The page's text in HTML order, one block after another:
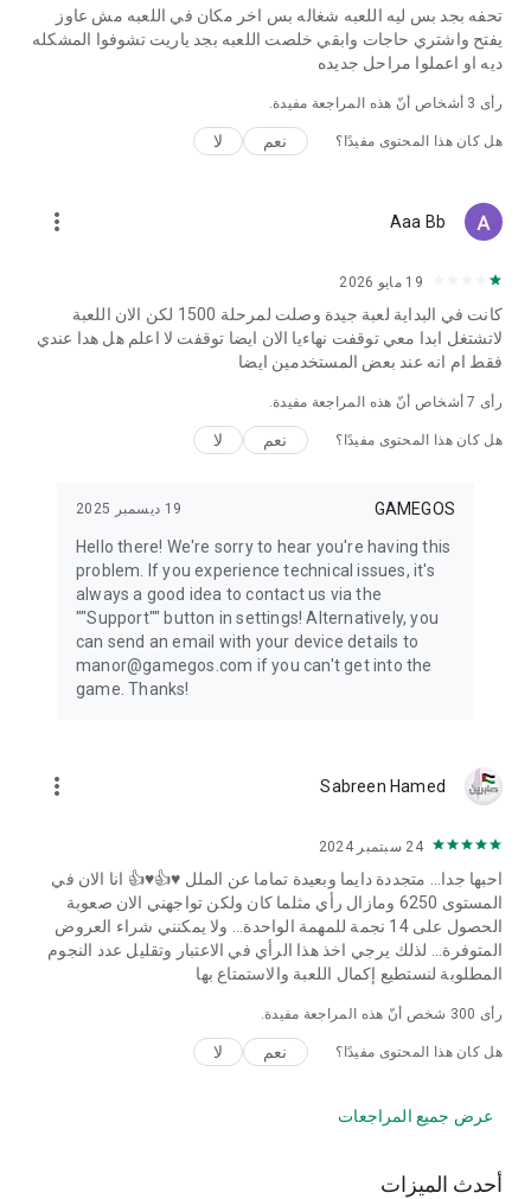
تحفه بجد بس ليه اللعبه شغاله بس اخر مكان في اللعبه مش عاوز
يفتح واشتري حاجات وابقي خلصت اللعبه بجد ياريت تشوفوا المشكله
ديه او اعملوا مراحل جديده
رأى 3 أشخاص أنّ هذه المراجعة مفيدة.
هل كان هذا المحتوى مفيدًا؟ نعم لا
Aaa Bb
more_vert
19 مايو 2026
كانت في البداية لعبة جيدة وصلت لمرحلة 1500 لكن الان اللعبة
لاتشتغل ابدا معي توقفت نهاءيا الان ايضا توقفت لا اعلم هل هدا عندي
فقط ام انه عند بعض المستخدمين ايضا
رأى 7أشخاص أنّ هذه المراجعة مفيدة.
هل كان هذا المحتوى مفيدًا؟ نعم لا
GAMEGOS 19 ديسمبر 2025
Hello there! We're sorry to hear you're having this
problem. If you experience technical issues, it's
always a good idea to contact us via the
""Support"" button in settings! Alternatively, you
can send an email with your device details to
manor@gamegos.com if you can't get into the
game. Thanks!
Sabreen Hamed
more_vert
24 سبتمبر 2024
احبها جدا... متجددة دايما وبعيدة تماما عن الملل ♥️👍♥️👍 انا الان في
المستوى 6250 ومازال رأي مثلما كان ولكن تواجهني الان صعوبة
الحصول على 14 نجمة للمهمة الواحدة... ولا يمكنني شراء العروض
المتوفرة... لذلك يرجي اخذ هذا الرأي في الاعتبار وتقليل عدد النجوم
المطلوبة لنستطيع إكمال اللعبة والاستمتاع بها
رأى 300 شخص أنّ هذه المراجعة مفيدة.
هل كان هذا المحتوى مفيدًا؟ نعم لا
عرض جميع المراجعات
أحدث الميزات